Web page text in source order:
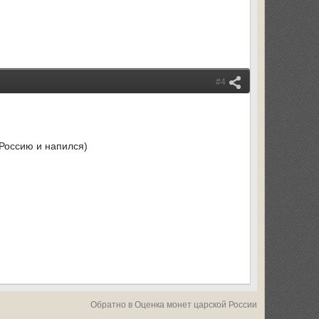
#4
и напился)
Обратно в Оценка монет царской России